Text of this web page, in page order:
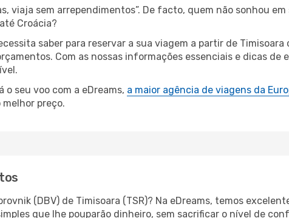
viaja sem arrependimentos”. De facto, quem não sonhou
Croácia?
saber para reservar a sua viagem a partir de Timisoara
Com as nossas informações essenciais e dicas de
o seu voo com a eDreams, a maior agência de viagens da
preço.
(DBV) de Timisoara (TSR)? Na eDreams, temos
que lhe pouparão dinheiro, sem sacrificar o nível de